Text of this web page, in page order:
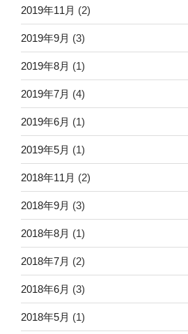
2019年11月 (2)
2019年9月 (3)
2019年8月 (1)
2019年7月 (4)
2019年6月 (1)
2019年5月 (1)
2018年11月 (2)
2018年9月 (3)
2018年8月 (1)
2018年7月 (2)
2018年6月 (3)
2018年5月 (1)